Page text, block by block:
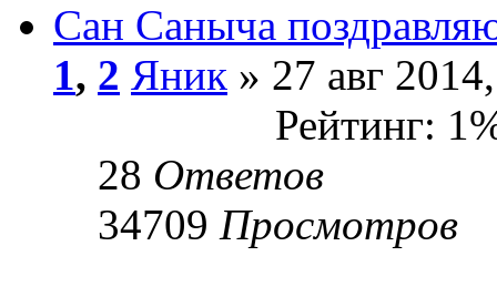
Сан Саныча
1, 2 Яник » 27 авг
Рейтинг:
28 Ответов
34709 Просмотров